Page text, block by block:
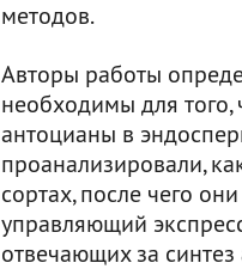
методов.
Авторы работы
необходимы для
антоцианы в
проанализировали,
сортах, после чего
управляющий
отвечающих за